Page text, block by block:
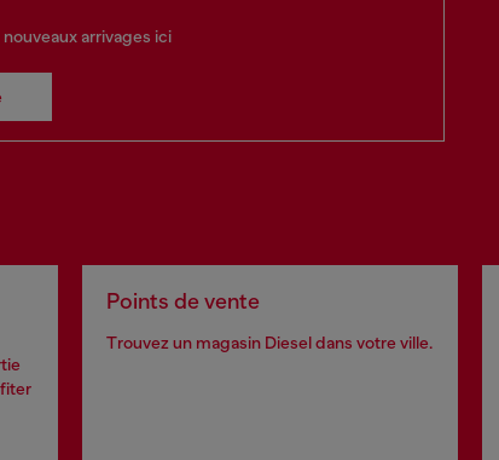
arrivages ici
Points de vente
Trouvez un magasin Diesel dans votre ville.